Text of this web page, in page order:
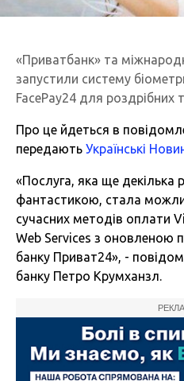
«Приватбанк» та
запустили систему
FacePay24 для роздрібних
Про це йдеться в
передають Українські
«Послуга, яка ще декілька
фантастикою, стала
сучасних методів оплати
Web Services з оновленою
банку Приват24», -
банку Петро Крумханзл.